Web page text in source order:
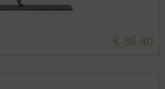
€ 36.40